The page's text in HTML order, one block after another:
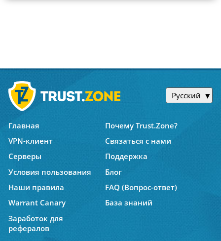
Русский
Главная
Почему Trust.Zone?
VPN-клиент
Связаться с нами
Серверы
Поддержка
Условия пользования
Блог
Наши правила
FAQ (Вопрос-ответ)
Warrant Canary
База знаний
Заработок для
рефералов